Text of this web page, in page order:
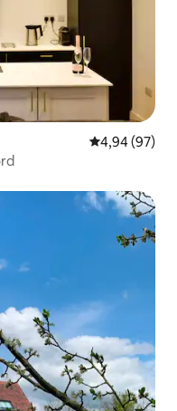
Évaluation
4,94 (97)